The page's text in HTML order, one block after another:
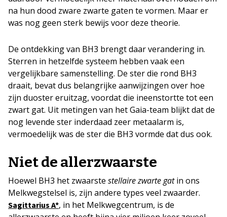
na hun dood zware zwarte gaten te vormen. Maar er
was nog geen sterk bewijs voor deze theorie.
De ontdekking van BH3 brengt daar verandering in.
Sterren in hetzelfde systeem hebben vaak een
vergelijkbare samenstelling. De ster die rond BH3
draait, bevat dus belangrijke aanwijzingen over hoe
zijn duoster eruitzag, voordat die ineenstortte tot een
zwart gat. Uit metingen van het Gaia-team blijkt dat de
nog levende ster inderdaad zeer metaalarm is,
vermoedelijk was de ster die BH3 vormde dat dus ook.
Niet de allerzwaarste
Hoewel BH3 het zwaarste stellaire zwarte gatin ons
Melkwegstelsel is, zijn andere types veel zwaarder.
Sagittarius A*, in het Melkwegcentrum, is de